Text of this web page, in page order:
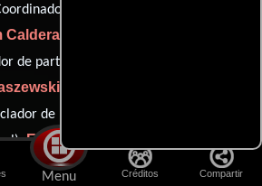
Menu Créditos Compartir
musical),
Calderaro
de partituras),
de música),
Eric Tomlinson
recordist), Allan Wilson (orchestra